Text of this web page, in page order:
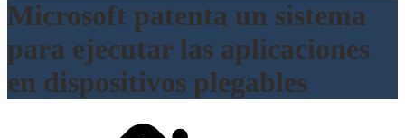
Microsoft patenta un sistema
para ejecutar las aplicaciones
en dispositivos plegables